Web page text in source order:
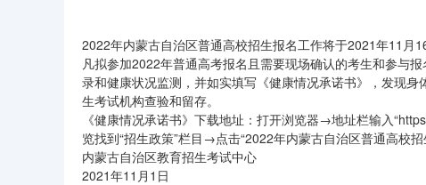
2022年内蒙古自治区普通高校招生报名工作将于2021年11月
凡拟参加2022年普通高考报名且需要现场确认的考生和参与
录和健康状况监测，并如实填写《健康情况承诺书》，发现
生考试机构查验和留存。
《健康情况承诺书》下载地址：打开浏览器→地址栏输入
览找到“招生政策”栏目→点击“2022年内蒙古自治区普通高校招
内蒙古自治区教育招生考试中心
2021年11月1日